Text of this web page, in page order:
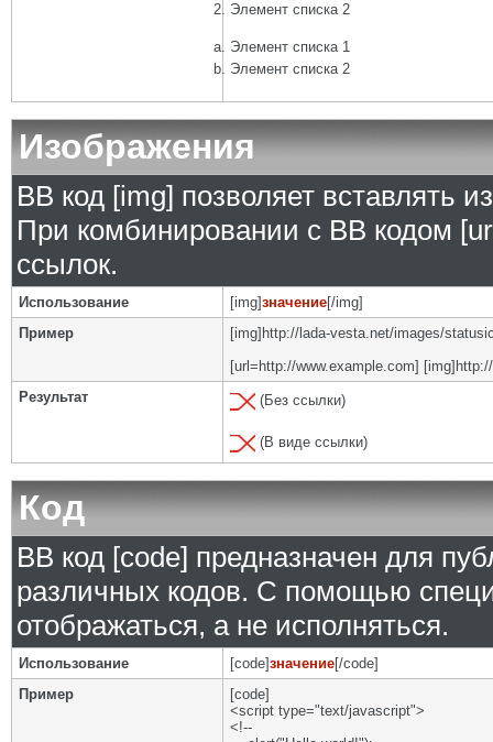
Элемент списка 2
Элемент списка 1
Элемент списка 2
Изображения
BB код [img] позволяет вставлять
При комбинировании с BB кодом
ссылок.
Использование [img]значение[/img]
Пример
[img]http://lada-vesta.net/images/
[url=http://www.example.com]
Результат
(Без ссылки)
(В виде ссылки)
Код
BB код [code] предназначен для
различных кодов. С помощью
отображаться, а не исполняться.
Использование [code]значение[/code]
Пример
[code]
<script type="text/javascript">
<!--